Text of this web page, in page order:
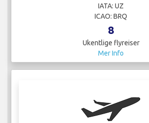
IATA: UZ
ICAO: BRQ
8
Ukentlige flyreiser
Mer Info